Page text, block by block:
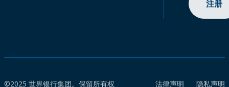
注册
©2025 世界银行集团。保留所有权 法律声明 隐私声明